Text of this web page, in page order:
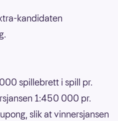
kandidaten
spillebrett i spill pr.
1:450 000 pr.
slik at vinnersjansen